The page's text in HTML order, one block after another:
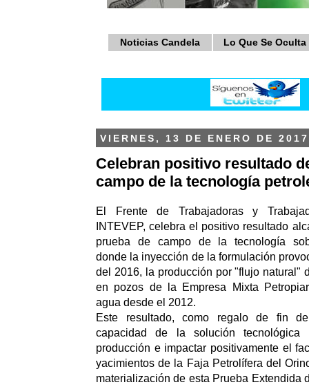
Noticias Candela Lo Que Se Oculta
VIERNES, 13 DE ENERO DE 2017
Celebran positivo resultado
campo de la tecnología
El Frente de Trabajadoras y
INTEVEP, celebra el positivo resultado
prueba de campo de la tecnología
donde la inyección de la formulación
del 2016, la producción por "flujo natural"
en pozos de la Empresa Mixta
agua desde el 2012.
Este resultado, como regalo de fin
capacidad de la solución tecnológica
producción e impactar positivamente el
yacimientos de la Faja Petrolífera del
materialización de esta Prueba Extendida